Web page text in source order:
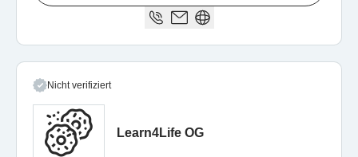
Nicht verifiziert
Learn4Life OG